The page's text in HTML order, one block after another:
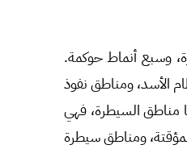
وسبع أنماط حوكمة.
الأسد، ومناطق نفوذ
مناطق السيطرة، فهي
ومناطق سيطرة